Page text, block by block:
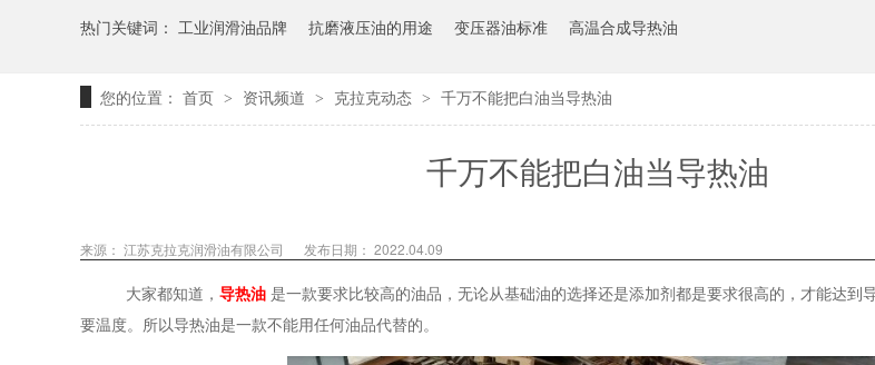
热门关键词： 工业润滑油品牌 抗磨液压油的用途 变压器油标准 高温合成导热油
您的位置： 首页 > 资讯频道 > 克拉克动态 > 千万不能把白油当导热油
千万不能把白油当导热油
来源： 江苏克拉克润滑油有限公司 发布日期： 2022.04.09
大家都知道，导热油 是一款要求比较高的油品，无论从基础油的选择还是添加剂都是要求很高的，才能达到
要温度。所以导热油是一款不能用任何油品代替的。